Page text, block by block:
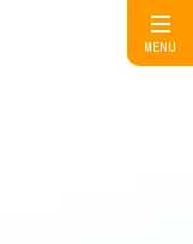
MENU